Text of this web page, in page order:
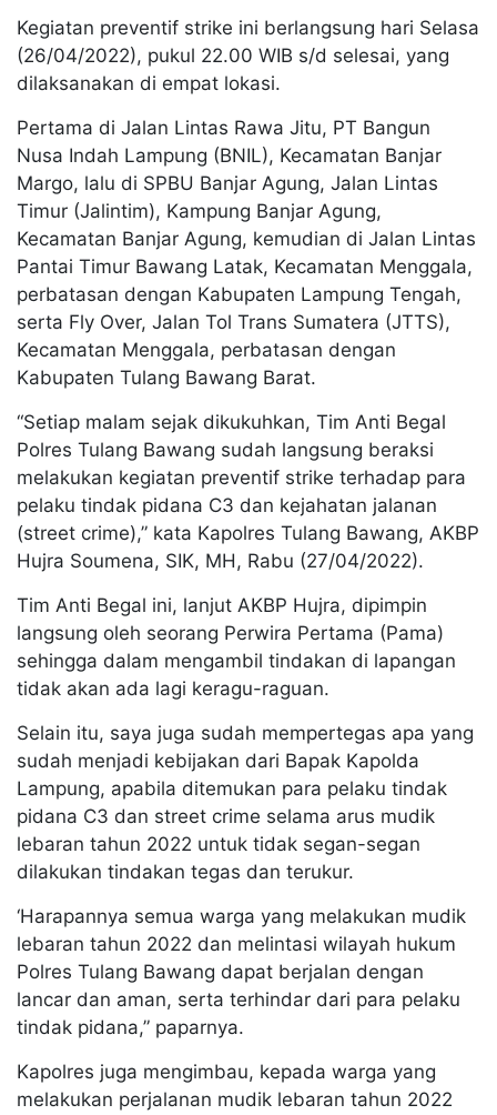
Kegiatan preventif strike ini berlangsung hari Selasa
(26/04/2022), pukul 22.00 WIB s/d selesai, yang
dilaksanakan di empat lokasi.
Pertama di Jalan Lintas Rawa Jitu, PT Bangun
Nusa Indah Lampung (BNIL), Kecamatan Banjar
Margo, lalu di SPBU Banjar Agung, Jalan Lintas
Timur (Jalintim), Kampung Banjar Agung,
Kecamatan Banjar Agung, kemudian di Jalan Lintas
Pantai Timur Bawang Latak, Kecamatan Menggala,
perbatasan dengan Kabupaten Lampung Tengah,
serta Fly Over, Jalan Tol Trans Sumatera (JTTS),
Kecamatan Menggala, perbatasan dengan
Kabupaten Tulang Bawang Barat.
“Setiap malam sejak dikukuhkan, Tim Anti Begal
Polres Tulang Bawang sudah langsung beraksi
melakukan kegiatan preventif strike terhadap para
pelaku tindak pidana C3 dan kejahatan jalanan
(street crime),” kata Kapolres Tulang Bawang, AKBP
Hujra Soumena, SIK, MH, Rabu (27/04/2022).
Tim Anti Begal ini, lanjut AKBP Hujra, dipimpin
langsung oleh seorang Perwira Pertama (Pama)
sehingga dalam mengambil tindakan di lapangan
tidak akan ada lagi keragu-raguan.
Selain itu, saya juga sudah mempertegas apa yang
sudah menjadi kebijakan dari Bapak Kapolda
Lampung, apabila ditemukan para pelaku tindak
pidana C3 dan street crime selama arus mudik
lebaran tahun 2022 untuk tidak segan-segan
dilakukan tindakan tegas dan terukur.
‘Harapannya semua warga yang melakukan mudik
lebaran tahun 2022 dan melintasi wilayah hukum
Polres Tulang Bawang dapat berjalan dengan
lancar dan aman, serta terhindar dari para pelaku
tindak pidana,” paparnya.
Kapolres juga mengimbau, kepada warga yang
melakukan perjalanan mudik lebaran tahun 2022